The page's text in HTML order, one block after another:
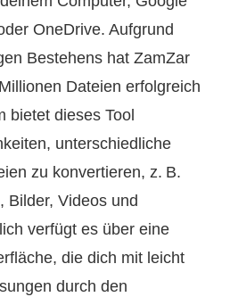
OneDrive. Aufgrund
Bestehens hat ZamZar
Dateien erfolgreich
bietet dieses Tool
unterschiedliche
zu konvertieren, z. B.
Bilder, Videos und
verfügt es über eine
die dich mit leicht
durch den